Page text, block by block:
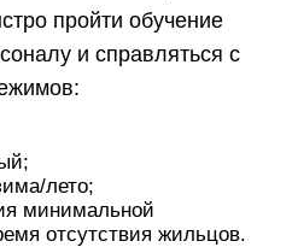
пройти обучение
и справляться с
лето;
минимальной
отсутствия жильцов.